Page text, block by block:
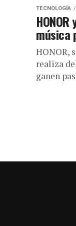
TECNOLOGÍA
música
HONOR,
realiza
ganen